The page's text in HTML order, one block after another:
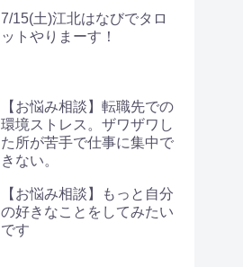
7/15(土)江北はなびでタロ
ットやりまーす！
【お悩み相談】転職先での
環境ストレス。ザワザワし
た所が苦手で仕事に集中で
きない。
【お悩み相談】もっと自分
の好きなことをしてみたい
です